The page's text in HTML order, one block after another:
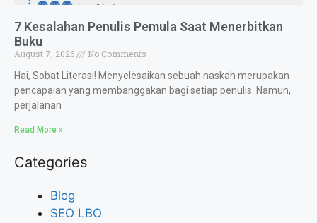
7 Kesalahan Penulis Pemula Saat Menerbitkan
Buku
August 7, 2026
No Comments
Hai, Sobat Literasi! Menyelesaikan sebuah naskah merupakan
pencapaian yang membanggakan bagi setiap penulis. Namun,
perjalanan
Read More »
Categories
Blog
SEO LBO